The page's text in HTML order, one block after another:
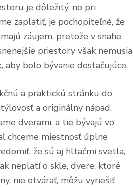
je dôležitý, no pri
zaplatiť, je pochopiteľné, že
záujem, pretože v snahe
priestory však nemusia
aby bolo bývanie dostačujúce.
a praktickú stránku do
a originálny nápad.
dverami, a tie bývajú vo
chceme miestnosť úplne
že sú aj hltačmi svetla,
neplatí o skle, dvere, ktoré
nie otvárať, môžu vyriešiť